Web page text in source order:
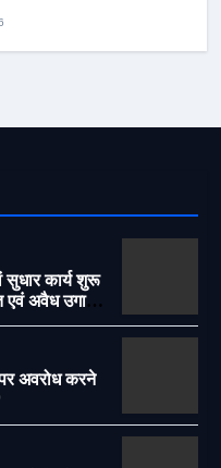
कार्य शुरू
एवं अवैध उगाही
पर अवरोध करने